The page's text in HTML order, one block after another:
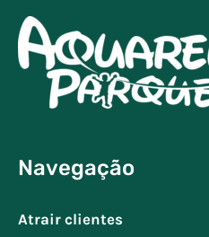
Navegação
Atrair clientes